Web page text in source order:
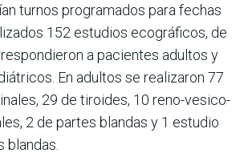
turnos programados para fechas
152 estudios ecográficos, de
a pacientes adultos y
En adultos se realizaron 77
29 de tiroides, 10 reno-vesico-
2 de partes blandas y 1 estudio
blandas.